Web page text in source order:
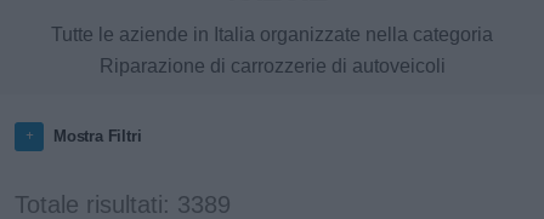
Tutte le aziende in Italia organizzate nella categoria
Riparazione di carrozzerie di autoveicoli
Mostra Filtri
Totale risultati: 3389